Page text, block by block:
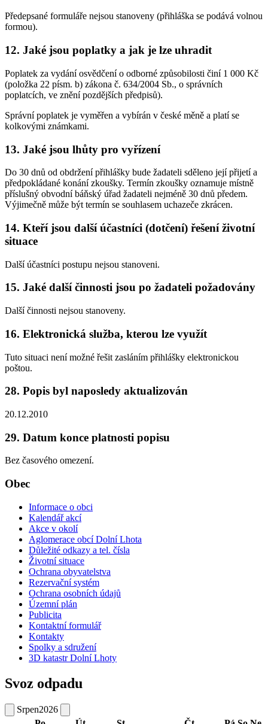
Předepsané formuláře nejsou stanoveny (přihláška se podává volnou
formou).
12. Jaké jsou poplatky a jak je lze uhradit
Poplatek za vydání osvědčení o odborné způsobilosti činí 1 000 Kč
(položka 22 písm. b) zákona č. 634/2004 Sb., o správních
poplatcích, ve znění pozdějších předpisů).
Správní poplatek je vyměřen a vybírán v české měně a platí se
kolkovými známkami.
13. Jaké jsou lhůty pro vyřízení
Do 30 dnů od obdržení přihlášky bude žadateli sděleno její přijetí a
předpokládané konání zkoušky. Termín zkoušky oznamuje místně
příslušný obvodní báňský úřad žadateli nejméně 30 dnů předem.
Výjimečně může být termín se souhlasem uchazeče zkrácen.
14. Kteří jsou další účastníci (dotčení) řešení životní
situace
Další účastníci postupu nejsou stanoveni.
15. Jaké další činnosti jsou po žadateli požadovány
Další činnosti nejsou stanoveny.
16. Elektronická služba, kterou lze využít
Tuto situaci není možné řešit zasláním přihlášky elektronickou
poštou.
28. Popis byl naposledy aktualizován
20.12.2010
29. Datum konce platnosti popisu
Bez časového omezení.
Obec
Informace o obci
Kalendář akcí
Akce v okolí
Aglomerace obcí Dolní Lhota
Důležité odkazy a tel. čísla
Životní situace
Ochrana obyvatelstva
Rezervační systém
Ochrana osobních údajů
Územní plán
Publicita
Kontaktní formulář
Kontakty
Spolky a sdružení
3D katastr Dolní Lhoty
Svoz odpadu
Srpen2026